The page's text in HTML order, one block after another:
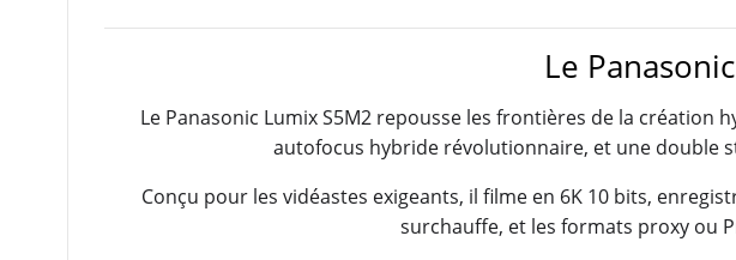
Le
Le Panasonic Lumix S5M2 repousse les frontières de la
autofocus hybride révolutionnaire, et une double
Conçu pour les vidéastes exigeants, il filme en 6K 10 bits,
surchauffe, et les formats proxy ou